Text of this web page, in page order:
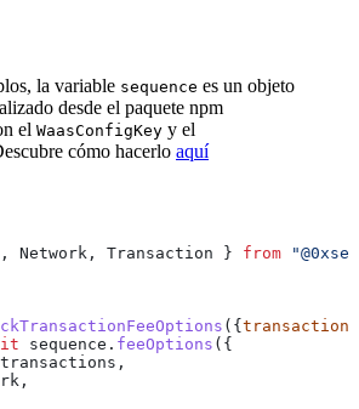
la variable sequence es un objeto
desde el paquete npm
el WaasConfigKey y el
cómo hacerlo aquí
, Network , Transaction } from
({ transactions
sequence . feeOptions ({
transactions ,
,